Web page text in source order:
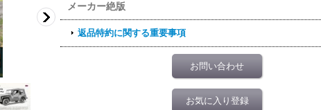
メーカー絶版
返品特約に関する重要事項
お問い合わせ
お気に入り登録